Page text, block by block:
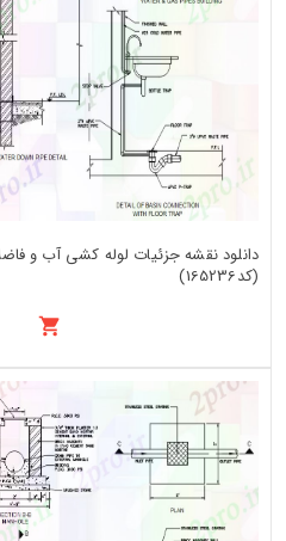
دانلود نقشه جزئیات لوله کشی آب و
(کد165236)